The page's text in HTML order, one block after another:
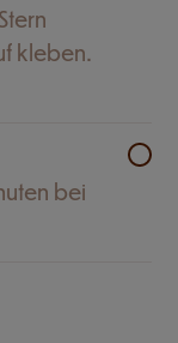
kleben.
bei